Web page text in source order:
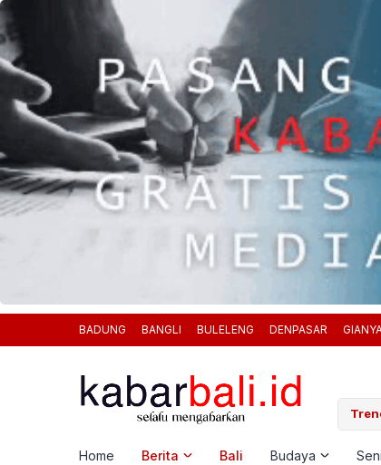
BADUNG BANGLI BULELENG DENPASAR
Pemkab Klungkung Percepat Jadwal Docking Rp3,6 Miliar
Home Berita Bali Budaya Seni